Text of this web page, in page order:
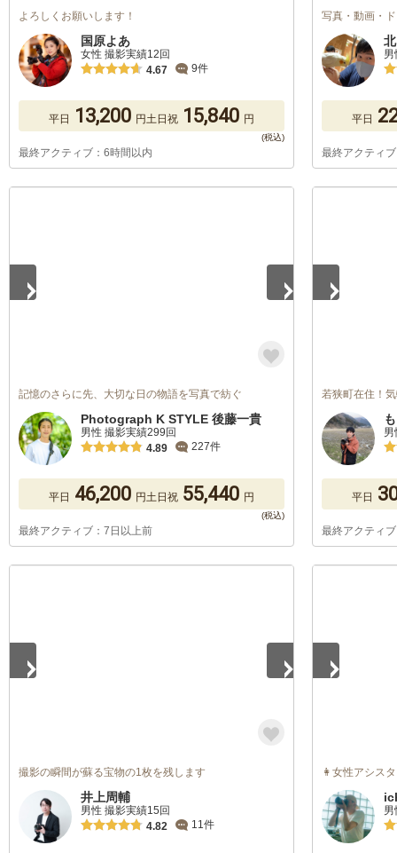
よろしくお願いします！
国原よあ
女性 撮影実績12回
4.67
9件
平日 13,200 円土日祝 15,840 円
最終アクティブ：6時間以内
写真・動画・
平日
最終アクティ
記憶のさらに先、大切な日の物語を写真で紡ぐ
Photograph K STYLE 後藤一貴
男性 撮影実績299回
4.89
227件
平日 46,200 円土日祝 55,440 円
最終アクティブ：7日以上前
若狭町在住！
平日
最終アクティ
撮影の瞬間が蘇る宝物の1枚を残します
井上周輔
男性 撮影実績15回
4.82
11件
👩‍女性アシス